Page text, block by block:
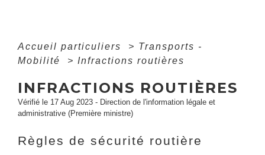
Accueil particuliers > Transports -
Mobilité
> Infractions routières
INFRACTIONS ROUTIÈRES
Vérifié le 17 Aug 2023 - Direction de l'information légale et
administrative (Première ministre)
Règles de sécurité routière